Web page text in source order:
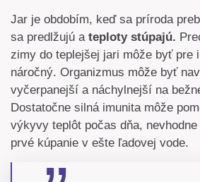
Jar je obdobím, keď sa príroda
sa predlžujú ateploty stúpajú.
zimy do teplejšej jari môže byť pre
náročný. Organizmus môže byť
vyčerpanejší a náchylnejší na
Dostatočne silná imunita môže
výkyvy teplôt počas dňa,
prvé kúpanie v ešte ľadovej vode.